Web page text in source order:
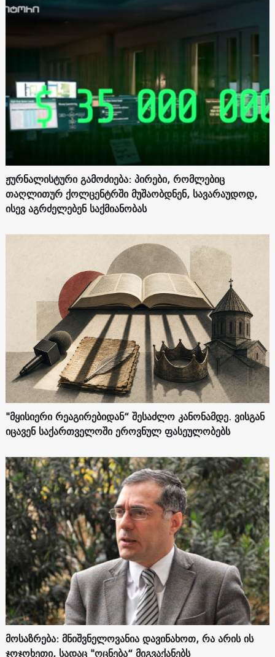
ჟურნალისტური გამოძიება: პირები, რომლებიც
თაღლითურ ქოლცენტრში მუშაობდნენ, სავარაუდოდ,
ისევ აგრძელებენ საქმიანობას
"მყისიერი რეაგირებიდან“ შესაძლო კანონამდე. ვისგან
იცავენ საქართველოში ეროვნულ ფასეულობებს
მოსაზრება: მნიშვნელოვანია დავინახოთ, რა არის ის